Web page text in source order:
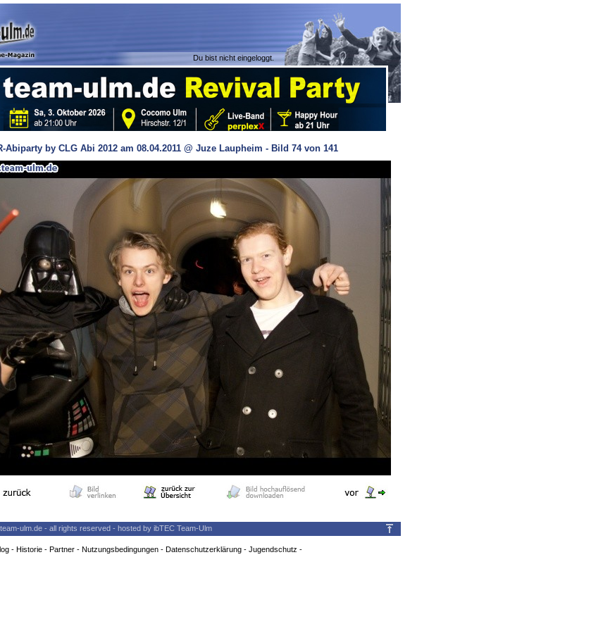
Du bist nicht eingeloggt.
Abiparty by CLG Abi 2012 am 08.04.2011 @ Juze Laupheim - Bild 74 von 141
ulm.de - all rights reserved - hosted by ibTEC Team-Ulm
- Historie- Partner- Nutzungsbedingungen- Datenschutzerklärung- Jugendschutz -